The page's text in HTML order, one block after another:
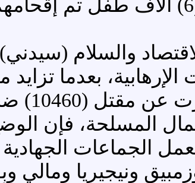
المجاهدين فى الصومال خلال العامين الماضيين لنحو
بعدما
المسلحة، فإن
الجماعات
ونيجيريا ومالي